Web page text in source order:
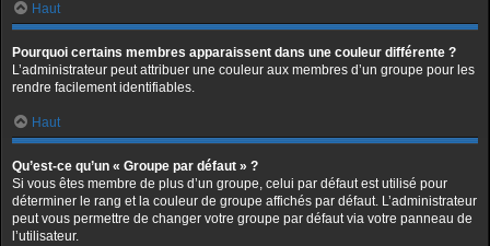
Haut
Pourquoi certains membres apparaissent dans une couleur différente ?
L’administrateur peut attribuer une couleur aux membres d’un groupe pour les
rendre facilement identifiables.
Haut
Qu’est-ce qu’un « Groupe par défaut » ?
Si vous êtes membre de plus d’un groupe, celui par défaut est utilisé pour
déterminer le rang et la couleur de groupe affichés par défaut. L’administrateur
peut vous permettre de changer votre groupe par défaut via votre panneau de
l’utilisateur.